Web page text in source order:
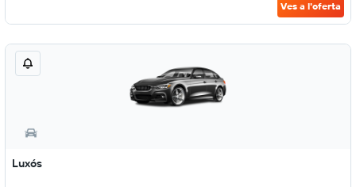
Ves a l'oferta
Luxós